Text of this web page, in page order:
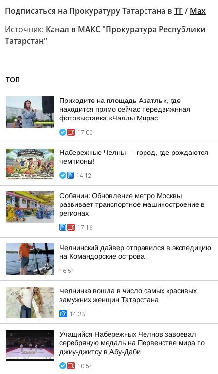
Подписаться на Прокуратуру Татарстана в ТГ/ Max
Источник: Канал в МАКС "Прокуратура Республики
Татарстан"
ТОП
Приходите на площадь Азатлык, где
находится прямо сейчас передвижнная
фотовыставка «Чаллы Мирас
17:00
Набережные Челны — город, где рождаются
чемпионы!
14:12
Собянин: Обновление метро Москвы
развивает транспортное машиностроение в
регионах
17:16
Челнинский дайвер отправился в экспедицию
на Командорские острова
16:51
Челнинка вошла в число самых красивых
замужних женщин Татарстана
14:33
Учащийся Набережных Челнов завоевал
серебряную медаль на Первенстве мира по
джиу-джитсу в Абу-Даби
10:54